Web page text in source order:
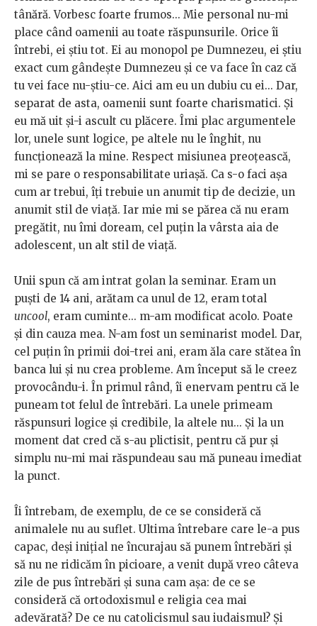
tânără. Vorbesc foarte frumos... Mie personal nu-mi
place când oamenii au toate răspunsurile. Orice îi
întrebi, ei știu tot. Ei au monopol pe Dumnezeu, ei știu
exact cum gândește Dumnezeu și ce va face în caz că
tu vei face nu-știu-ce. Aici am eu un dubiu cu ei... Dar,
separat de asta, oamenii sunt foarte charismatici. Și
eu mă uit și-i ascult cu plăcere. Îmi plac argumentele
lor, unele sunt logice, pe altele nu le înghit, nu
funcționează la mine. Respect misiunea preoțească,
mi se pare o responsabilitate uriașă. Ca s-o faci așa
cum ar trebui, îți trebuie un anumit tip de decizie, un
anumit stil de viață. Iar mie mi se părea că nu eram
pregătit, nu îmi doream, cel puțin la vârsta aia de
adolescent, un alt stil de viață.
Unii spun că am intrat golan la seminar. Eram un
puști de 14 ani, arătam ca unul de 12, eram total
uncool, eram cuminte... m-am modificat acolo. Poate
și din cauza mea. N-am fost un seminarist model. Dar,
cel puțin în primii doi-trei ani, eram ăla care stătea în
banca lui și nu crea probleme. Am început să le creez
provocându-i. În primul rând, îi enervam pentru că le
puneam tot felul de întrebări. La unele primeam
răspunsuri logice și credibile, la altele nu... Și la un
moment dat cred că s-au plictisit, pentru că pur și
simplu nu-mi mai răspundeau sau mă puneau imediat
la punct.
Îi întrebam, de exemplu, de ce se consideră că
animalele nu au suflet. Ultima întrebare care le-a pus
capac, deși inițial ne încurajau să punem întrebări și
să nu ne ridicăm în picioare, a venit după vreo câteva
zile de pus întrebări și suna cam așa: de ce se
consideră că ortodoxismul e religia cea mai
adevărată? De ce nu catolicismul sau iudaismul? Și